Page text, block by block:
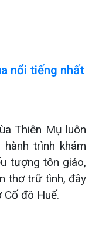
nổi tiếng nhất
Thiên Mụ luôn
trình khám
tượng tôn giáo,
thơ trữ tình, đây
đô Huế.